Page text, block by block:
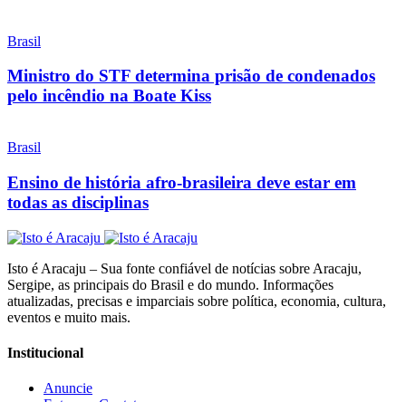
Brasil
Ministro do STF determina prisão de condenados
pelo incêndio na Boate Kiss
Brasil
Ensino de história afro-brasileira deve estar em
todas as disciplinas
Isto é Aracaju – Sua fonte confiável de notícias sobre Aracaju,
Sergipe, as principais do Brasil e do mundo. Informações
atualizadas, precisas e imparciais sobre política, economia, cultura,
eventos e muito mais.
Institucional
Anuncie